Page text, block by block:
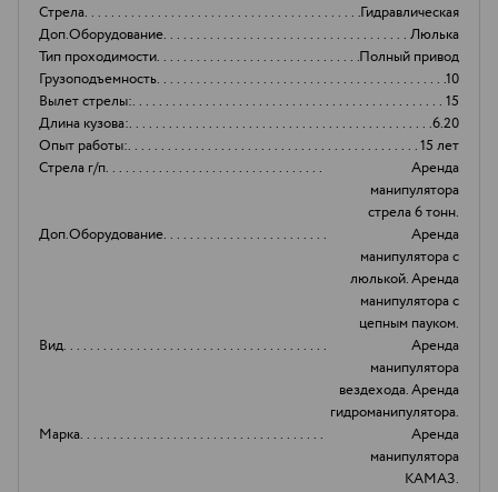
Стрела
Гидравлическая
Доп.Оборудование
Люлька
Тип проходимости
Полный привод
Грузоподъемность
10
Вылет стрелы:
15
Длина кузова:
6.20
Опыт работы:
15 лет
Стрела г/п
Аренда
манипулятора
стрела 6 тонн.
Доп.Оборудование
Аренда
манипулятора с
люлькой. Аренда
манипулятора с
цепным пауком.
Вид
Аренда
манипулятора
вездехода. Аренда
гидроманипулятора.
Марка
Аренда
манипулятора
КАМАЗ.